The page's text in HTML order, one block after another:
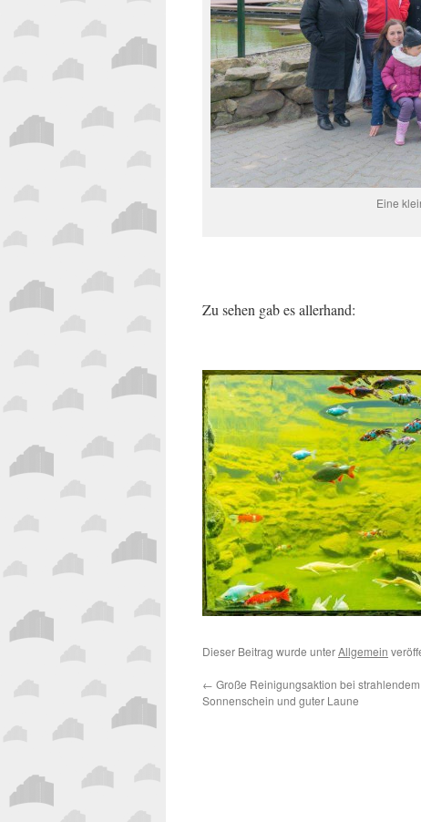
Eine
Zu sehen gab es allerhand:
Dieser Beitrag wurde unterAllgemein
← Große Reinigungsaktion bei strahlendem
Sonnenschein und guter Laune